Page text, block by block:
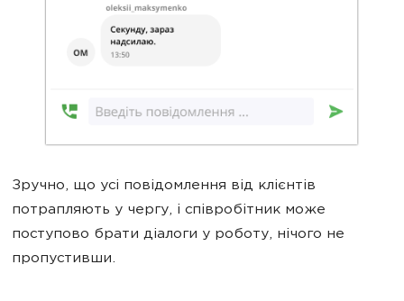
Зручно, що усі повідомлення від клієнтів
потрапляють у чергу, і співробітник може
поступово брати діалоги у роботу, нічого не
пропустивши.